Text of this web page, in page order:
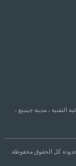
التقنية ، مدينة جينينغ ،
كل الحقوق محفوظة.